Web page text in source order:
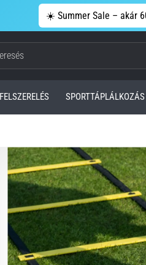
☀️ Summer Sale – akár
FELSZERELÉS SPORTTÁPLÁLKOZÁS